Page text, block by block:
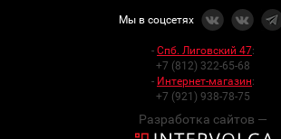
Мы в соцсетях
- Спб. Лиговский 47:
+7 (812) 322-65-68
- Интернет-магазин:
+7 (921) 938-78-75
Разработка сайтов —